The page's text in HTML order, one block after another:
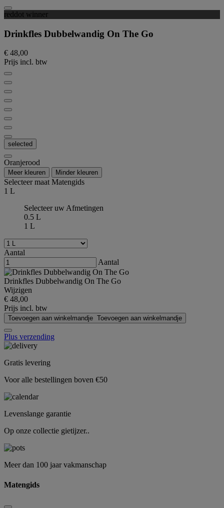
reddot winner
Drinkfles Dubbelwandig On The Go
€ 48,00
Prijs incl. btw
selected
Oranjerood
Meer kleuren Minder kleuren
Selecteer maatMatengids
1 L
Selecteer uw Afmetingen
0.5 L
1 L
Aantal
Aantal
Drinkfles Dubbelwandig On The Go
Wijzigen
€ 48,00
Prijs incl. btw
Toevoegen aan winkelmandje Toevoegen aan winkelmandje
Plus verzending
Gratis levering
Voor alle bestellingen boven €50
Levenslange garantie
Op onze collectie gietijzer..
Meer dan 100 jaar vakmanschap
Matengids